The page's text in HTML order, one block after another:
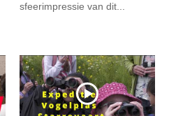
sfeerimpressie van dit...